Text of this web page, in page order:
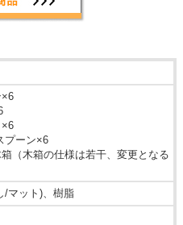
×6
×6
プーン×6
（木箱の仕様は若干、変更となる
/マット)、樹脂